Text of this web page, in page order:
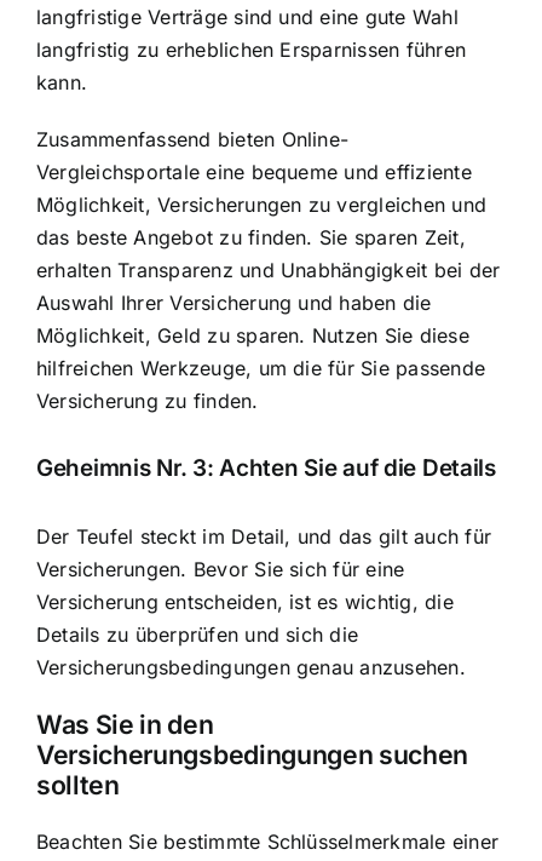
langfristige Verträge sind und eine gute Wahl
langfristig zu erheblichen Ersparnissen führen
kann.
Zusammenfassend bieten Online-
Vergleichsportale eine bequeme und effiziente
Möglichkeit, Versicherungen zu vergleichen und
das beste Angebot zu finden. Sie sparen Zeit,
erhalten Transparenz und Unabhängigkeit bei der
Auswahl Ihrer Versicherung und haben die
Möglichkeit, Geld zu sparen. Nutzen Sie diese
hilfreichen Werkzeuge, um die für Sie passende
Versicherung zu finden.
Geheimnis Nr. 3: Achten Sie auf die Details
Der Teufel steckt im Detail, und das gilt auch für
Versicherungen. Bevor Sie sich für eine
Versicherung entscheiden, ist es wichtig, die
Details zu überprüfen und sich die
Versicherungsbedingungen genau anzusehen.
Was Sie in den
Versicherungsbedingungen suchen
sollten
Beachten Sie bestimmte Schlüsselmerkmale einer